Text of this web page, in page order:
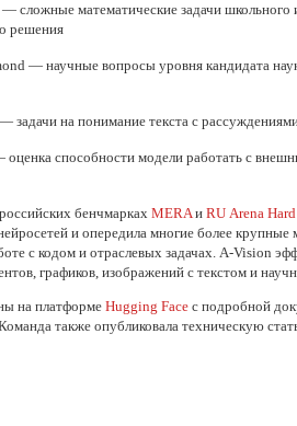
сложные математические задачи школьного
решения
— научные вопросы уровня кандидата
задачи на понимание текста с
способности модели работать с
бенчмарках MERAи RU Arena Hard
и опередила многие более
с кодом и отраслевых задачах. A-Vision
графиков, изображений с текстом и
на платформе Hugging Face с подробной
также опубликовала техническую